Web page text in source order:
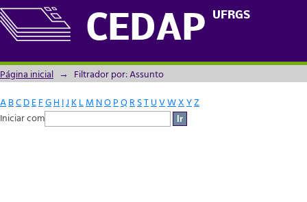
CEDAP UFRGS
Filtrador por: Assunto
Página inicial → Filtrador por: Assunto
ABCDEFGH IJ KLM NOPQRSTUVWXYZ
Iniciar com